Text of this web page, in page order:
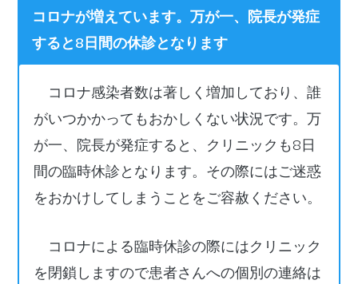
コロナが増えています。万が一、院長が発症
すると8日間の休診となります
コロナ感染者数は著しく増加しており、誰
がいつかかってもおかしくない状況です。万
が一、院長が発症すると、クリニックも8日
間の臨時休診となります。その際にはご迷惑
をおかけしてしまうことをご容赦ください。
コロナによる臨時休診の際にはクリニック
を閉鎖しますので患者さんへの個別の連絡は